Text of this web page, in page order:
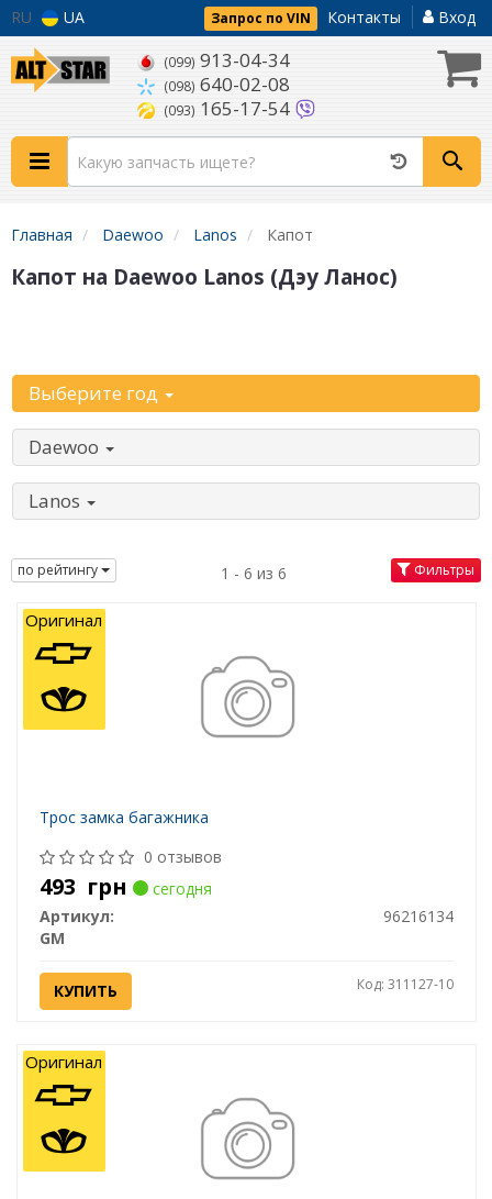
RU UA Запрос по VIN Контакты Вход
(099) 913-04-34
(098) 640-02-08
(093) 165-17-54
Главная Daewoo Lanos Капот
Капот на Daewoo Lanos (Дэу Ланос)
Выберите год
Daewoo
Lanos
по рейтингу 1 - 6 из 6 Фильтры
Трос замка багажника
0 отзывов
493 грн
сегодня
Артикул:
96216134
GM
КУПИТЬ Код: 311127-10
Оригинал
Оригинал